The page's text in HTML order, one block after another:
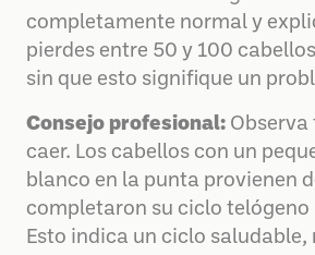
completamente normal y
pierdes entre 50 y 100
sin que esto signifique un
Consejo profesional: Observa
caer. Los cabellos con un
blanco en la punta provienen
completaron su ciclo
Esto indica un ciclo saludable,